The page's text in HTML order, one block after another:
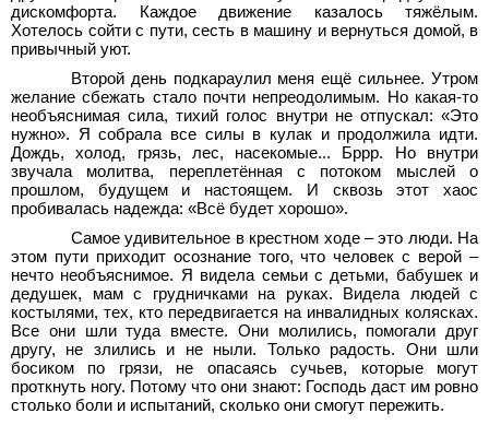
дискомфорта. Каждое движение казалось тяжёлым.
Хотелось сойти с пути, сесть в машину и вернуться домой, в
привычный уют.
Второй день подкараулил меня ещё сильнее. Утром
желание сбежать стало почти непреодолимым. Но какая-то
необъяснимая сила, тихий голос внутри не отпускал: «Это
нужно». Я собрала все силы в кулак и продолжила идти.
Дождь, холод, грязь, лес, насекомые... Бррр. Но внутри
звучала молитва, переплетённая с потоком мыслей о
прошлом, будущем и настоящем. И сквозь этот хаос
пробивалась надежда: «Всё будет хорошо».
Самое удивительное в крестном ходе – это люди. На
этом пути приходит осознание того, что человек с верой –
нечто необъяснимое. Я видела семьи с детьми, бабушек и
дедушек, мам с грудничками на руках. Видела людей с
костылями, тех, кто передвигается на инвалидных колясках.
Все они шли туда вместе. Они молились, помогали друг
другу, не злились и не ныли. Только радость. Они шли
босиком по грязи, не опасаясь сучьев, которые могут
проткнуть ногу. Потому что они знают: Господь даст им ровно
столько боли и испытаний, сколько они смогут пережить.